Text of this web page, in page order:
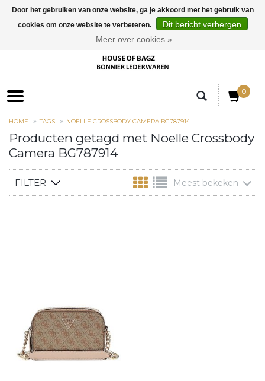
0
HOME TAGS NOELLE CROSSBODY CAMERA BG787914
Producten getagd met Noelle Crossbody
Camera BG787914
FILTER Meest bekeken
Door het gebruiken van onze website, ga je akkoord met het gebruik van
cookies om onze website te verbeteren.
Dit bericht verbergen
Meer over cookies »